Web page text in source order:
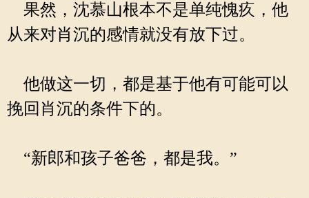
果然，沈慕山根本不是单纯愧疚，他
从来对肖沉的感情就没有放下过。
他做这一切，都是基于他有可能可以
挽回肖沉的条件下的。
“新郎和孩子爸爸，都是我。”